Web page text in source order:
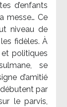
d’enfants
messe… Ce
niveau de
fidèles. À
et politiques
se
d’amitié
par
le parvis,